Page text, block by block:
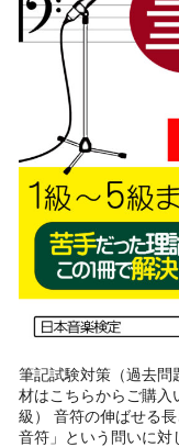
筆記試験対策（過去問
材はこちらからご購
級） 音符の伸ばせる
音符」という問いに